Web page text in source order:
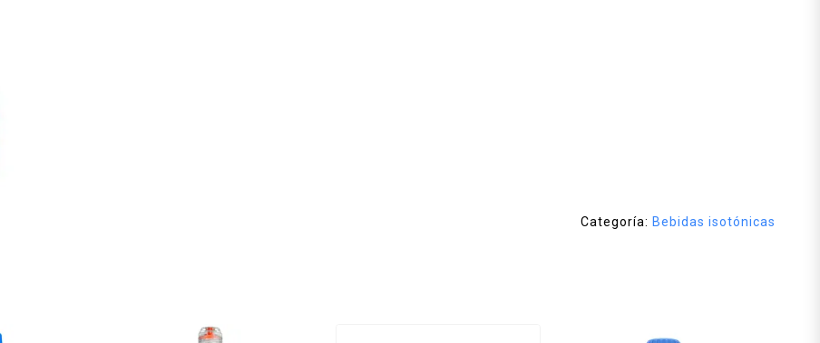
Categoría: Bebidas isotónicas